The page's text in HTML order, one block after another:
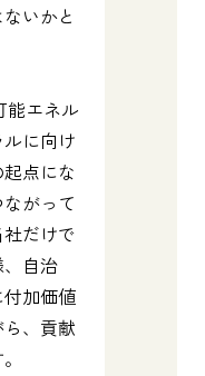
いかと
能エネル
に向け
点にな
がって
だけで
自治
加価値
、貢献